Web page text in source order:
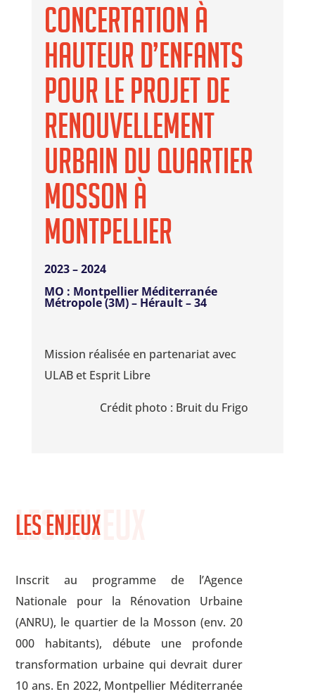
Concertation à
hauteur d’enfants
pour le projet de
renouvellement
urbain du quartier
Mosson à
Montpellier
2023 – 2024
MO : Montpellier Méditerranée
Métropole (3M) – Hérault – 34
Mission réalisée en partenariat avec
ULAB et Esprit Libre
Crédit photo : Bruit du Frigo
Les enjeux
Les enjeux
Inscrit au programme de l’Agence
Nationale pour la Rénovation Urbaine
(ANRU), le quartier de la Mosson (env. 20
000 habitants), débute une profonde
transformation urbaine qui devrait durer
10 ans. En 2022, Montpellier Méditerranée